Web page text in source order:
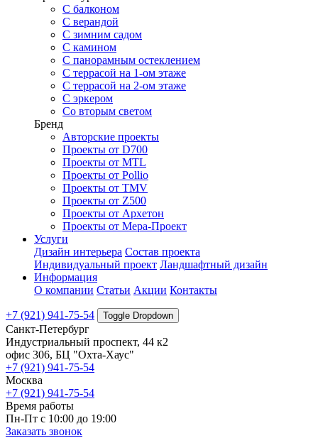
С балконом
С верандой
С зимним садом
С камином
С панорамным остеклением
С террасой на 1-ом этаже
С террасой на 2-ом этаже
С эркером
Со вторым светом
Бренд
Авторские проекты
Проекты от D700
Проекты от MTL
Проекты от Pollio
Проекты от TMV
Проекты от Z500
Проекты от Архетон
Проекты от Мера-Проект
Услуги
Дизайн интерьера Состав проекта
Индивидуальный проект Ландшафтный дизайн
Информация
О компании Статьи Акции Контакты
+7 (921) 941-75-54 Toggle Dropdown
Санкт-Петербург
Индустриальный проспект, 44 к2
офис 306, БЦ "Охта-Хаус"
+7 (921) 941-75-54
Москва
+7 (921) 941-75-54
Время работы
Пн-Пт с 10:00 до 19:00
Заказать звонок